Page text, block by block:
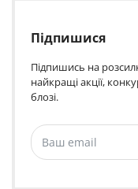
Підпишися
Підпишись на
найкращі акції,
блозі.